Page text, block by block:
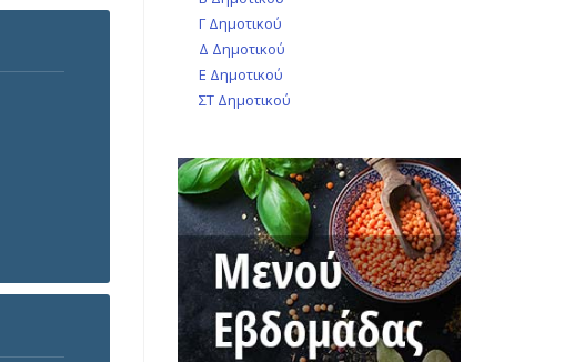
Γ Δημοτικού
Δ Δημοτικού
Ε Δημοτικού
ΣΤ Δημοτικού